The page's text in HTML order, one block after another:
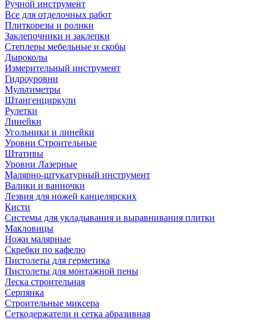
Ручной инструмент
Все для отделочных работ
Плиткорезы и ролики
Заклепочники и заклепки
Степлеры мебельные и скобы
Дыроколы
Измерительный инструмент
Гидроуровни
Мультиметры
Штангенциркули
Рулетки
Линейки
Угольники и линейки
Уровни Строительные
Штативы
Уровни Лазерные
Малярно-штукатурный инструмент
Валики и ванночки
Лезвия для ножей канцелярских
Кисти
Системы для укладывания и выравнивания плитки
Макловицы
Ножи малярные
Скребки по кафелю
Пистолеты для герметика
Пистолеты для монтажной пены
Леска строительная
Серпянка
Строительные миксера
Сеткодержатели и сетка абразивная